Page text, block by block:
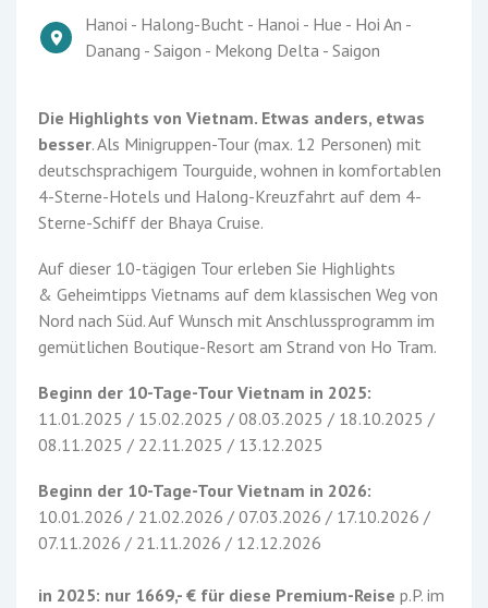
Hanoi - Halong-Bucht - Hanoi - Hue - Hoi An -
Danang - Saigon - Mekong Delta - Saigon
Die Highlights von Vietnam. Etwas anders, etwas
besser. Als Minigruppen-Tour (max. 12 Personen) mit
deutschsprachigem Tourguide, wohnen in komfortablen
4-Sterne-Hotels und Halong-Kreuzfahrt auf dem 4-
Sterne-Schiff der Bhaya Cruise.
Auf dieser 10-tägigen Tour erleben Sie Highlights
& Geheimtipps Vietnams auf dem klassischen Weg von
Nord nach Süd. Auf Wunsch mit Anschlussprogramm im
gemütlichen Boutique-Resort am Strand von Ho Tram.
Beginn der 10-Tage-Tour Vietnam in 2025:
11.01.2025 / 15.02.2025 / 08.03.2025 / 18.10.2025 /
08.11.2025 / 22.11.2025 / 13.12.2025
Beginn der 10-Tage-Tour Vietnam in 2026:
10.01.2026 / 21.02.2026 / 07.03.2026 / 17.10.2026 /
07.11.2026 / 21.11.2026 / 12.12.2026
in 2025: nur 1669,- € für diese Premium-Reise p.P. im